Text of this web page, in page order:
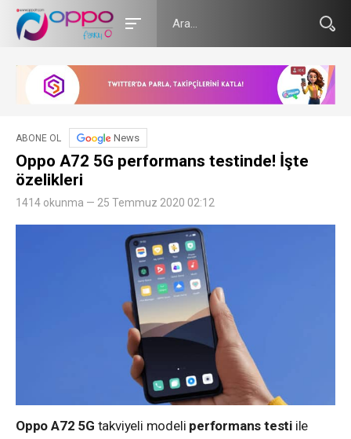
ABONE OL News
Oppo A72 5G performans testinde! İşte
özelikleri
1414 okunma — 25 Temmuz 2020 02:12
Oppo A72 5G takviyeli modeli performans testi ile